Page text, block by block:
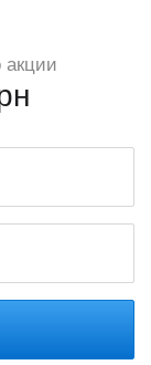
акции